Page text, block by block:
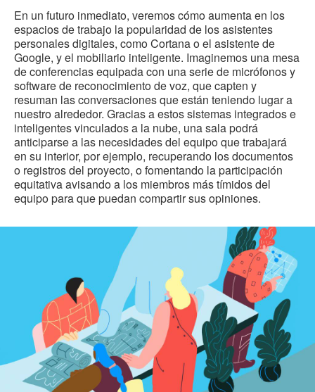
En un futuro inmediato, veremos cómo aumenta en los
espacios de trabajo la popularidad de los asistentes
personales digitales, como Cortana o el asistente de
Google, y el mobiliario inteligente. Imaginemos una mesa
de conferencias equipada con una serie de micrófonos y
software de reconocimiento de voz, que capten y
resuman las conversaciones que están teniendo lugar a
nuestro alrededor. Gracias a estos sistemas integrados e
inteligentes vinculados a la nube, una sala podrá
anticiparse a las necesidades del equipo que trabajará
en su interior, por ejemplo, recuperando los documentos
o registros del proyecto, o fomentando la participación
equitativa avisando a los miembros más tímidos del
equipo para que puedan compartir sus opiniones.